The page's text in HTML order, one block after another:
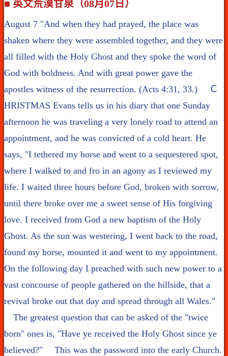
■ 英文荒漠甘泉（08月07日）
August 7 "And when they had prayed, the place was
shaken where they were assembled together, and they were
all filled with the Holy Ghost and they spoke the word of
God with boldness. And with great power gave the
apostles witness of the resurrection. (Acts 4:31, 33.) Ｃ
HRISTMAS Evans tells us in his diary that one Sunday
afternoon he was traveling a very lonely road to attend an
appointment, and he was convicted of a cold heart. He
says, "I tethered my horse and went to a sequestered spot,
where I walked to and fro in an agony as I reviewed my
life. I waited three hours before God, broken with sorrow,
until there broke over me a sweet sense of His forgiving
love. I received from God a new baptism of the Holy
Ghost. As the sun was westering, I went back to the road,
found my horse, mounted it and went to my appointment.
On the following day I preached with such new power to a
vast concourse of people gathered on the hillside, that a
revival broke out that day and spread through all Wales."
The greatest question that can be asked of the "twice
born" ones is, "Have ye received the Holy Ghost since ye
believed?" This was the password into the early Church.